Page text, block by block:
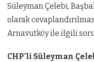
Süleyman Çelebi,
olarak
Arnavutköy ile ilgili
CHP’li Süleyman